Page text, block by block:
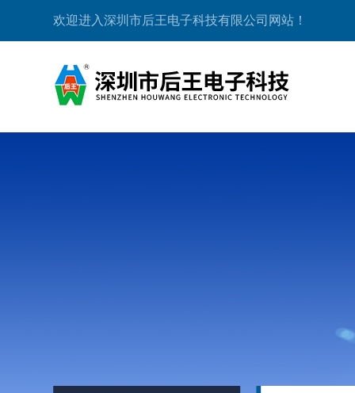
欢迎进入深圳市后王电子科技有限公司网站！